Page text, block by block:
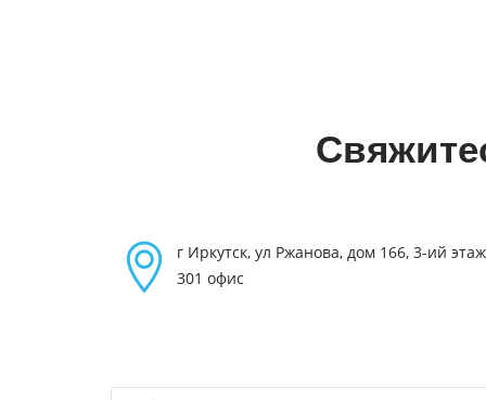
г Иркутск, ул Ржанова, дом 166, 3-ий
301 офис